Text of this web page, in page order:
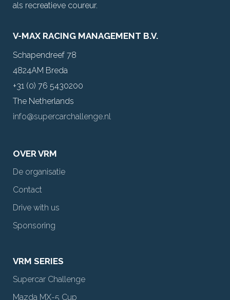
als recreatieve coureur.
V-MAX RACING MANAGEMENT B.V.
Schapendreef 78
4824AM Breda
+31 (0) 76 5430200
The Netherlands
info@supercarchallenge.nl
OVER VRM
De organisatie
Contact
Drive with us
Sponsoring
VRM SERIES
Supercar Challenge
Mazda MX-5 Cup